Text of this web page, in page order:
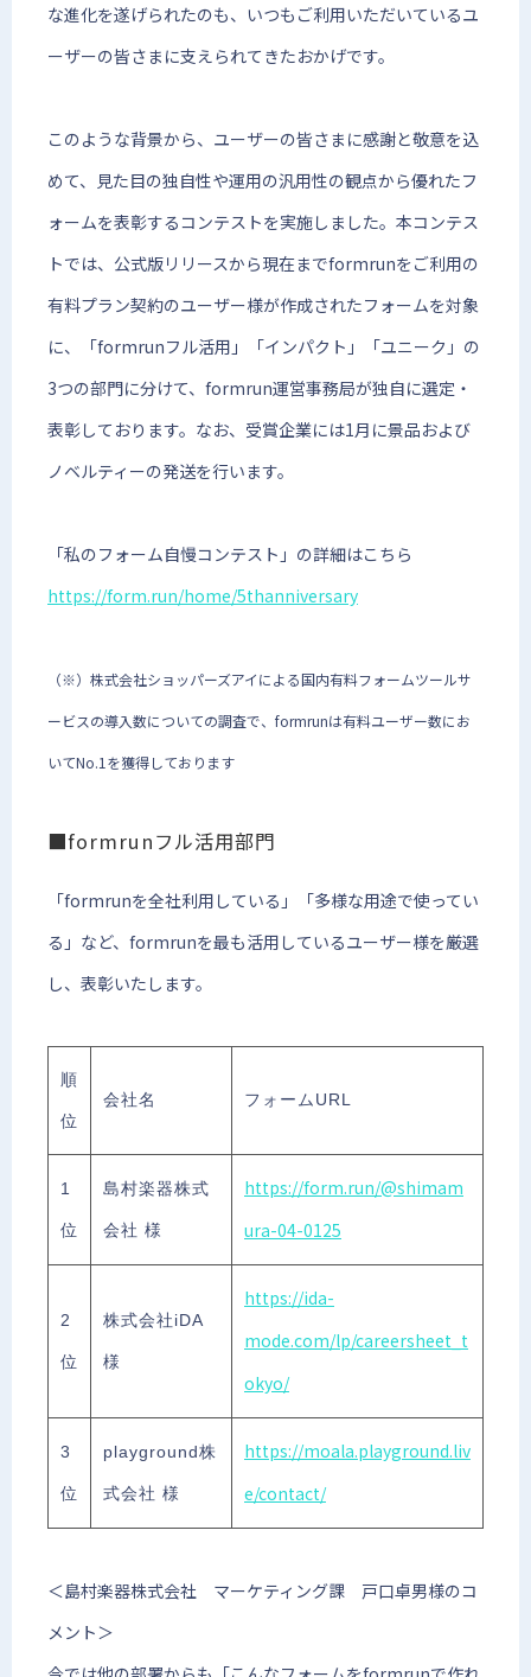
な進化を遂げられたのも、いつもご利用いただいているユ
ーザーの皆さまに支えられてきたおかげです。
このような背景から、ユーザーの皆さまに感謝と敬意を込
めて、見た目の独自性や運用の汎用性の観点から優れたフ
ォームを表彰するコンテストを実施しました。本コンテス
トでは、公式版リリースから現在までformrunをご利用の
有料プラン契約のユーザー様が作成されたフォームを対象
に、「formrunフル活用」「インパクト」「ユニーク」の
3つの部門に分けて、formrun運営事務局が独自に選定・
表彰しております。なお、受賞企業には1月に景品および
ノベルティーの発送を行います。
「私のフォーム自慢コンテスト」の詳細はこちら
https://form.run/home/5thanniversary
（※）株式会社ショッパーズアイによる国内有料フォームツールサ
ービスの導入数についての調査で、formrunは有料ユーザー数にお
いてNo.1を獲得しております
■formrunフル活用部門
「formrunを全社利用している」「多様な用途で使ってい
る」など、formrunを最も活用しているユーザー様を厳選
し、表彰いたします。
順
位
会社名 フォームURL
1
位
島村楽器株式
会社 様
https://form.run/@shimam
ura-04-0125
2
位
株式会社iDA
様
https://ida-
mode.com/lp/careersheet_t
okyo/
3
位
playground株
式会社 様
https://moala.playground.liv
e/contact/
＜島村楽器株式会社 マーケティング課 戸口卓男様のコ
メント＞